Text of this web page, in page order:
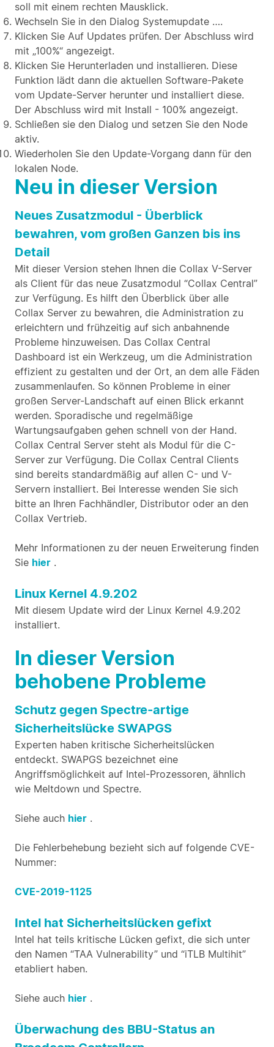
soll mit einem rechten Mausklick.
Wechseln Sie in den Dialog Systemupdate ….
Klicken Sie Auf Updates prüfen. Der Abschluss wird
mit „100%“ angezeigt.
Klicken Sie Herunterladen und installieren. Diese
Funktion lädt dann die aktuellen Software-Pakete
vom Update-Server herunter und installiert diese.
Der Abschluss wird mit Install - 100% angezeigt.
Schließen sie den Dialog und setzen Sie den Node
aktiv.
Wiederholen Sie den Update-Vorgang dann für den
lokalen Node.
Neu in dieser Version
Neues Zusatzmodul - Überblick
bewahren, vom großen Ganzen bis ins
Detail
Mit dieser Version stehen Ihnen die Collax V-Server
als Client für das neue Zusatzmodul “Collax Central”
zur Verfügung. Es hilft den Überblick über alle
Collax Server zu bewahren, die Administration zu
erleichtern und frühzeitig auf sich anbahnende
Probleme hinzuweisen. Das Collax Central
Dashboard ist ein Werkzeug, um die Administration
effizient zu gestalten und der Ort, an dem alle Fäden
zusammenlaufen. So können Probleme in einer
großen Server-Landschaft auf einen Blick erkannt
werden. Sporadische und regelmäßige
Wartungsaufgaben gehen schnell von der Hand.
Collax Central Server steht als Modul für die C-
Server zur Verfügung. Die Collax Central Clients
sind bereits standardmäßig auf allen C- und V-
Servern installiert. Bei Interesse wenden Sie sich
bitte an Ihren Fachhändler, Distributor oder an den
Collax Vertrieb.
Mehr Informationen zu der neuen Erweiterung finden
Sie hier .
Linux Kernel 4.9.202
Mit diesem Update wird der Linux Kernel 4.9.202
installiert.
In dieser Version
behobene Probleme
Schutz gegen Spectre-artige
Sicherheitslücke SWAPGS
Experten haben kritische Sicherheitslücken
entdeckt. SWAPGS bezeichnet eine
Angriffsmöglichkeit auf Intel-Prozessoren, ähnlich
wie Meltdown und Spectre.
Siehe auch hier .
Die Fehlerbehebung bezieht sich auf folgende CVE-
Nummer:
CVE-2019-1125
Intel hat Sicherheitslücken gefixt
Intel hat teils kritische Lücken gefixt, die sich unter
den Namen “TAA Vulnerability” und “iTLB Multihit”
etabliert haben.
Siehe auch hier .
Überwachung des BBU-Status an